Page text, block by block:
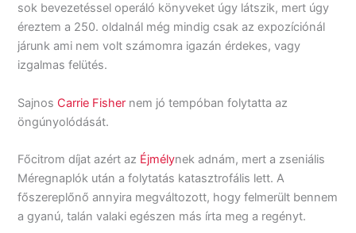
sok bevezetéssel operáló könyveket úgy látszik, mert úgy
éreztem a 250. oldalnál még mindig csak az expozíciónál
járunk ami nem volt számomra igazán érdekes, vagy
izgalmas felütés.
Sajnos Carrie Fisher nem jó tempóban folytatta az
öngúnyolódását.
Főcitrom díjat azért az Éjmélynek adnám, mert a zseniális
Méregnaplók után a folytatás katasztrofális lett. A
főszereplőnő annyira megváltozott, hogy felmerült bennem
a gyanú, talán valaki egészen más írta meg a regényt.